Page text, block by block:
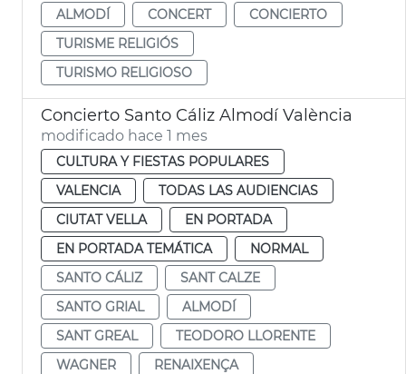
ALMODÍ CONCERT
CONCIERTO
TURISME RELIGIÓS
TURISMO RELIGIOSO
Concierto Santo Cáliz Almodí València
modificado hace 1 mes
CULTURA Y FIESTAS POPULARES
VALENCIA
TODAS LAS AUDIENCIAS
CIUTAT VELLA
EN PORTADA
EN PORTADA TEMÁTICA
NORMAL
SANTO CÁLIZ
SANT CALZE
SANTO GRIAL
ALMODÍ
SANT GREAL
TEODORO LLORENTE
WAGNER
RENAIXENÇA